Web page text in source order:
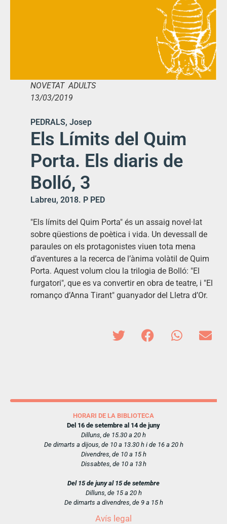
NOVETAT ADULTS
13/03/2019
PEDRALS, Josep
Els Límits del Quim
Porta. Els diaris de
Bolló, 3
Labreu, 2018. P PED
"Els límits del Quim Porta" és un assaig novel·lat
sobre qüestions de poètica i vida. Un devessall de
paraules on els protagonistes viuen tota mena
d’aventures a la recerca de l’ànima volàtil de Quim
Porta. Aquest volum clou la trilogia de Bolló: "El
furgatori", que es va convertir en obra de teatre, i "El
romanço d’Anna Tirant" guanyador del Lletra d’Or.
HORARI DE LA BIBLIOTECA
Del 16 de setembre al 14 de juny
Dilluns, de 15.30 a 20 h
De dimarts a dijous, de 10 a 13.30 h i de 16 a 20 h
Divendres, de 10 a 15 h
Dissabtes, de 10 a 13 h
Del 15 de juny al 15 de setembre
Dilluns, de 15 a 20 h
De dimarts a divendres, de 9 a 15 h
Avís legal